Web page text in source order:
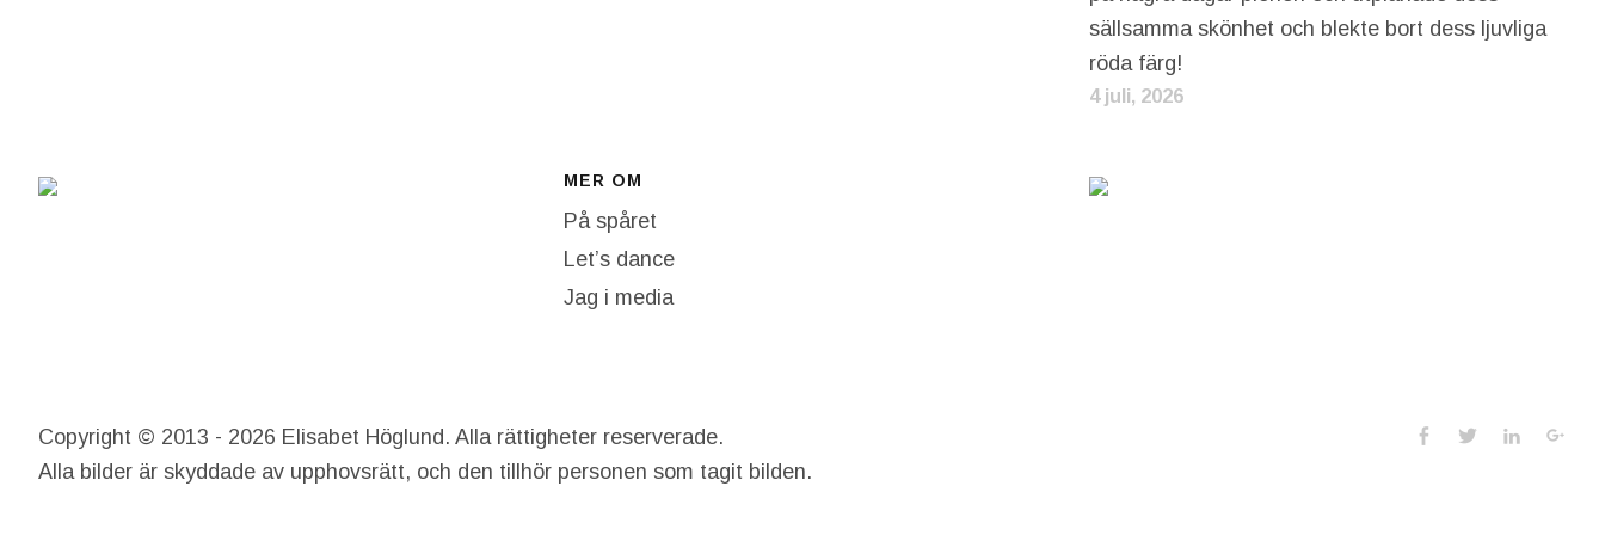
sällsamma skönhet och blekte bort dess ljuvliga
röda färg!
4 juli, 2026
MER OM
På spåret
Let’s dance
Jag i media
Social
Facebook
TwitterLinkedIn
Copyright © 2013 - 2026 Elisabet Höglund. Alla rättigheter reserverade.
Alla bilder är skyddade av upphovsrätt, och den tillhör personen som tagit bilden.